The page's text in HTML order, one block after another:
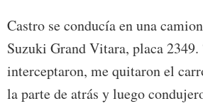
Castro se conducía en una
Suzuki Grand Vitara, placa 2349.
interceptaron, me quitaron el
la parte de atrás y luego